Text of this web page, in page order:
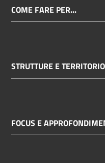
COME FARE PER...
STRUTTURE E TERRITORIO
FOCUS E